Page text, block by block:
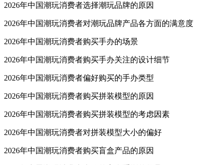
2026年中国潮玩消费者选择潮玩品牌的原因
2026年中国潮玩消费者对潮玩品牌产品各方面的满意度
2026年中国潮玩消费者购买手办的场景
2026年中国潮玩消费者购买手办关注的设计细节
2026年中国潮玩消费者偏好购买的手办类型
2026年中国潮玩消费者购买拼装模型的原因
2026年中国潮玩消费者购买拼装模型的考虑因素
2026年中国潮玩消费者对拼装模型大小的偏好
2026年中国潮玩消费者购买盲盒产品的原因